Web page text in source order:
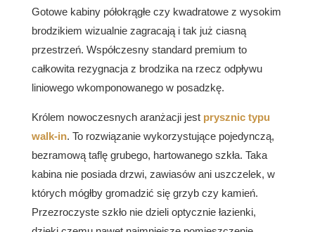
Gotowe kabiny półokrągłe czy kwadratowe z wysokim
brodzikiem wizualnie zagracają i tak już ciasną
przestrzeń. Współczesny standard premium to
całkowita rezygnacja z brodzika na rzecz odpływu
liniowego wkomponowanego w posadzkę.
Królem nowoczesnych aranżacji jest prysznic typu
walk-in. To rozwiązanie wykorzystujące pojedynczą,
bezramową taflę grubego, hartowanego szkła. Taka
kabina nie posiada drzwi, zawiasów ani uszczelek, w
których mógłby gromadzić się grzyb czy kamień.
Przezroczyste szkło nie dzieli optycznie łazienki,